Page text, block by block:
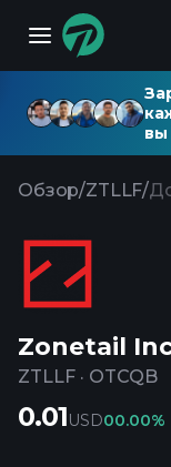
вы
Обзор/ZTLLF/
Zonetail
ZTLLF · OTCQB
0.01USD00.00%